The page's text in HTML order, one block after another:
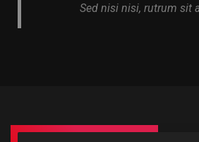
Sed nisi nisi, rutrum sit